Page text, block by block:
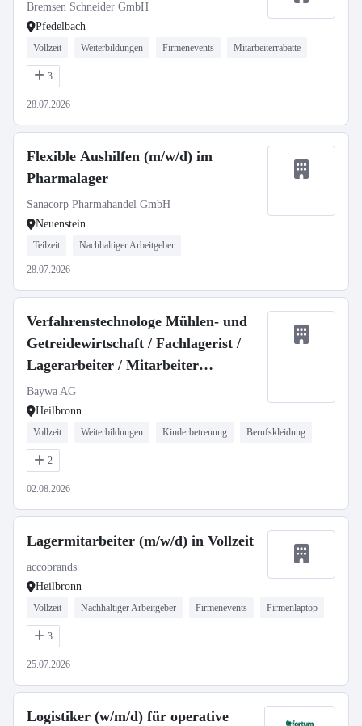
Bremsen Schneider GmbH
Pfedelbach
Vollzeit Weiterbildungen Firmenevents Mitarbeiterrabatte
3
28.07.2026
Flexible Aushilfen (m/w/d) im
Pharmalager
Sanacorp Pharmahandel GmbH
Neuenstein
Teilzeit Nachhaltiger Arbeitgeber
28.07.2026
Verfahrenstechnologe Mühlen- und
Getreidewirtschaft / Fachlagerist /
Lagerarbeiter / Mitarbeiter
Getreidesilo m/w/d, Agrar Heilbronn
Baywa AG
Heilbronn
Vollzeit Weiterbildungen Kinderbetreuung Berufskleidung
2
02.08.2026
Lagermitarbeiter (m/w/d) in Vollzeit
accobrands
Heilbronn
Vollzeit Nachhaltiger Arbeitgeber Firmenevents Firmenlaptop
3
25.07.2026
Logistiker (w/m/d) für operative